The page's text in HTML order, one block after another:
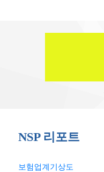
NSP 리포트
보험업계기상도